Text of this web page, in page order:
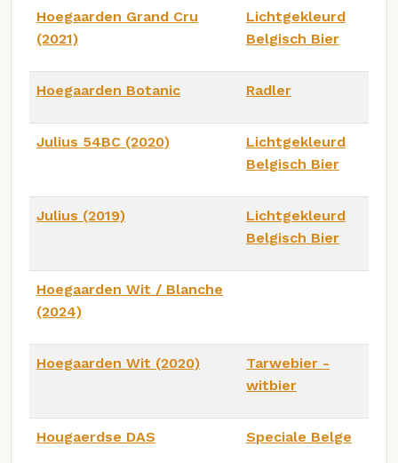
Hoegaarden Grand Cru
(2021)
Lichtgekleurd
Belgisch Bier
Hoegaarden Botanic Radler
Julius 54BC (2020)
Lichtgekleurd
Belgisch Bier
Julius (2019)
Lichtgekleurd
Belgisch Bier
Hoegaarden Wit / Blanche
(2024)
Hoegaarden Wit (2020)
Tarwebier -
witbier
Hougaerdse DAS Speciale Belge